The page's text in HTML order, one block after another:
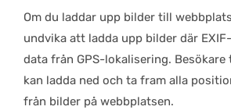
Om du laddar upp bilder till
undvika att ladda upp bilder där
data från GPS-lokalisering.
kan ladda ned och ta fram alla
från bilder på webbplatsen.